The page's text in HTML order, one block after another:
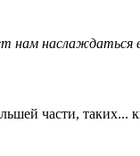
нам
части, таких...